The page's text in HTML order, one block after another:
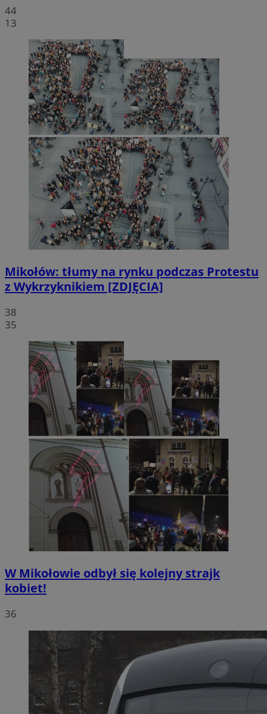
44
13
Mikołów: tłumy na rynku podczas Protestu
z Wykrzyknikiem [ZDJĘCIA]
38
35
W Mikołowie odbył się kolejny strajk
kobiet!
36